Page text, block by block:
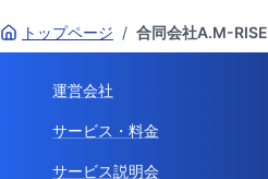
トップページ / 合同会社A.M-RISE
運営会社
サービス・料金
サービス説明会